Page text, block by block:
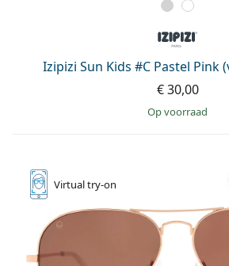
Izipizi Sun Kids #C Pastel Pink
€ 30,00
op voorraad
Virtualtry-on